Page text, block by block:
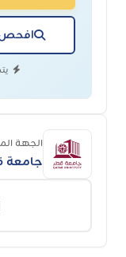
افحص
الجهة
جامعة